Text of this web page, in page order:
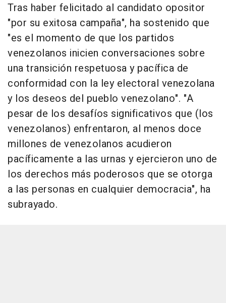
Tras haber felicitado al candidato opositor
"por su exitosa campaña", ha sostenido que
"es el momento de que los partidos
venezolanos inicien conversaciones sobre
una transición respetuosa y pacífica de
conformidad con la ley electoral venezolana
y los deseos del pueblo venezolano". "A
pesar de los desafíos significativos que (los
venezolanos) enfrentaron, al menos doce
millones de venezolanos acudieron
pacíficamente a las urnas y ejercieron uno de
los derechos más poderosos que se otorga
a las personas en cualquier democracia", ha
subrayado.